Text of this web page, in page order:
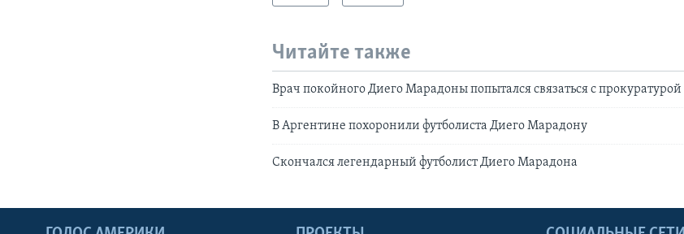
Читайте также
Врач покойного Диего Марадоны попытался связаться с прокуратурой
В Аргентине похоронили футболиста Диего Марадону
Скончался легендарный футболист Диего Марадона